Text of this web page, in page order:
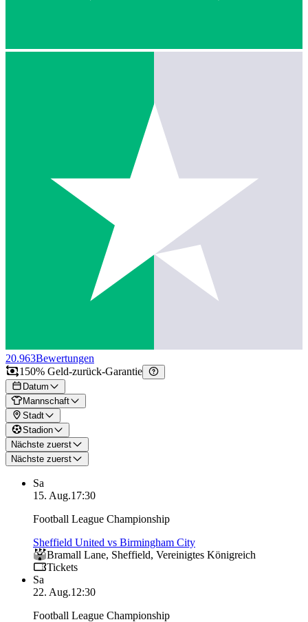
20.963Bewertungen
150% Geld-zurück-Garantie
Datum
Mannschaft
Stadt
Stadion
Nächste zuerst
Nächste zuerst
Sa
15. Aug.17:30
Football League Championship
Sheffield United vs Birmingham City
Bramall Lane, Sheffield, Vereinigtes Königreich
Tickets
Sa
22. Aug.12:30
Football League Championship